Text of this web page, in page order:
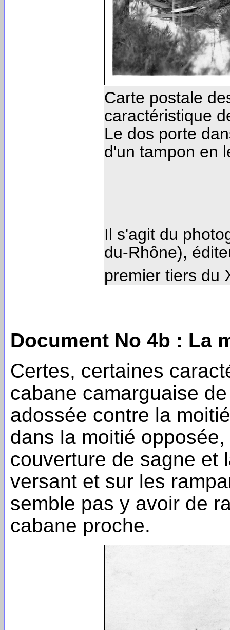
Carte postale
caractéristique
Le dos porte
d'un tampon en
Il s'agit du
du-Rhône),
premier tiers du
Document No 4b : La
Certes, certaines
cabane camarguaise
adossée contre la
dans la moitié
couverture de sagne et
versant et sur les
semble pas y avoir de
cabane proche.